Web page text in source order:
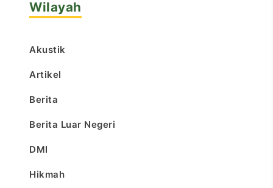
Wilayah
Akustik
Artikel
Berita
Berita Luar Negeri
DMI
Hikmah